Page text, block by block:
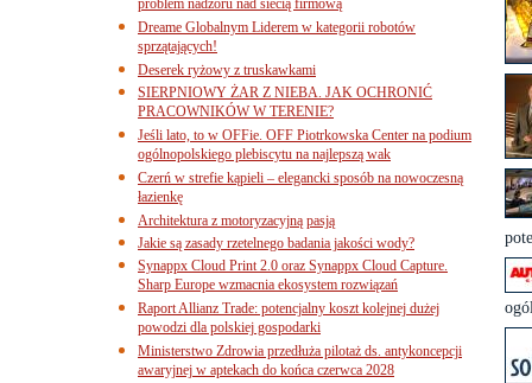
problem nadzoru nad siecią firmową
Dreame Globalnym Liderem w kategorii robotów
sprzątających!
Deserek ryżowy z truskawkami
SIERPNIOWY ŻAR Z NIEBA. JAK OCHRONIĆ
PRACOWNIKÓW W TERENIE?
Jeśli lato, to w OFFie. OFF Piotrkowska Center na podium
ogólnopolskiego plebiscytu na najlepszą wak
Czerń w strefie kąpieli – elegancki sposób na nowoczesną
łazienkę
Architektura z motoryzacyjną pasją
Jakie są zasady rzetelnego badania jakości wody?
Synappx Cloud Print 2.0 oraz Synappx Cloud Capture.
Sharp Europe wzmacnia ekosystem rozwiązań
Raport Allianz Trade: potencjalny koszt kolejnej dużej
powodzi dla polskiej gospodarki
Ministerstwo Zdrowia przedłuża pilotaż ds. antykoncepcji
awaryjnej w aptekach do końca czerwca 2028